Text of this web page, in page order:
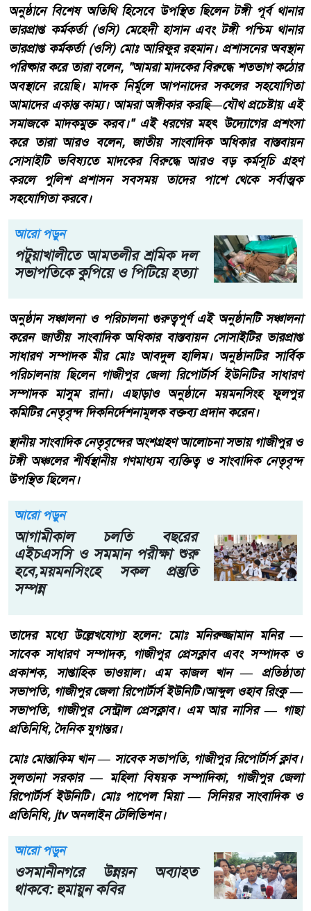
​অনুষ্ঠানে বিশেষ অতিথি হিসেবে উপস্থিত ছিলেন টঙ্গী পূর্ব থানার
ভারপ্রাপ্ত কর্মকর্তা (ওসি) মেহেদী হাসান এবং টঙ্গী পশ্চিম থানার
ভারপ্রাপ্ত কর্মকর্তা (ওসি) মোঃ আরিফুর রহমান। ​প্রশাসনের অবস্থান
পরিষ্কার করে তারা বলেন, "আমরা মাদকের বিরুদ্ধে শতভাগ কঠোর
অবস্থানে রয়েছি। মাদক নির্মূলে আপনাদের সকলের সহযোগিতা
আমাদের একান্ত কাম্য। আমরা অঙ্গীকার করছি—যৌথ প্রচেষ্টায় এই
সমাজকে মাদকমুক্ত করব।" এই ধরণের মহৎ উদ্যোগের প্রশংসা
করে তারা আরও বলেন, জাতীয় সাংবাদিক অধিকার বাস্তবায়ন
সোসাইটি ভবিষ্যতে মাদকের বিরুদ্ধে আরও বড় কর্মসূচি গ্রহণ
করলে পুলিশ প্রশাসন সবসময় তাদের পাশে থেকে সর্বাত্মক
সহযোগিতা করবে।
আরো পড়ুন
পটুয়াখালীতে আমতলীর শ্রমিক দল
সভাপতিকে কুপিয়ে ও পিটিয়ে হত্যা
অনুষ্ঠান সঞ্চালনা ও পরিচালনা ​গুরুত্বপূর্ণ এই অনুষ্ঠানটি সঞ্চালনা
করেন জাতীয় সাংবাদিক অধিকার বাস্তবায়ন সোসাইটির ভারপ্রাপ্ত
সাধারণ সম্পাদক মীর মোঃ আবদুল হালিম। অনুষ্ঠানটির সার্বিক
পরিচালনায় ছিলেন গাজীপুর জেলা রিপোর্টার্স ইউনিটির সাধারণ
সম্পাদক মাসুম রানা। এছাড়াও অনুষ্ঠানে ময়মনসিংহ ফুলপুর
কমিটির নেতৃবৃন্দ দিকনির্দেশনামূলক বক্তব্য প্রদান করেন।
​স্থানীয় সাংবাদিক নেতৃবৃন্দের অংশগ্রহণ ​আলোচনা সভায় গাজীপুর ও
টঙ্গী অঞ্চলের শীর্ষস্থানীয় গণমাধ্যম ব্যক্তিত্ব ও সাংবাদিক নেতৃবৃন্দ
উপস্থিত ছিলেন।
আরো পড়ুন
আগামীকাল চলতি বছরের
এইচএসসি ও সমমান পরীক্ষা শুরু
হবে,ময়মনসিংহে সকল প্রস্তুতি
সম্পন্ন
তাদের মধ্যে উল্লেখযোগ্য হলেন: ​মোঃ মনিরুজ্জামান মনির —
সাবেক সাধারণ সম্পাদক, গাজীপুর প্রেসক্লাব এবং সম্পাদক ও
প্রকাশক, সাপ্তাহিক ভাওয়াল। এম কাজল খান — প্রতিষ্ঠাতা
সভাপতি, গাজীপুর জেলা রিপোর্টার্স ইউনিটি।​আব্দুল ওহাব রিংকু —
সভাপতি, গাজীপুর সেন্ট্রাল প্রেসক্লাব। ​এম আর নাসির — গাছা
প্রতিনিধি, দৈনিক যুগান্তর। ​
​মোঃ মোস্তাকিম খান — সাবেক সভাপতি, গাজীপুর রিপোর্টার্স ক্লাব।​
সুলতানা সরকার — মহিলা বিষয়ক সম্পাদিকা, গাজীপুর জেলা
রিপোর্টার্স ইউনিটি। মোঃ পাপেল মিয়া — সিনিয়র সাংবাদিক ও
প্রতিনিধি, jtv অনলাইন টেলিভিশন।
আরো পড়ুন
ওসমানীনগরে উন্নয়ন অব্যাহত
থাকবে: হুমায়ুন কবির